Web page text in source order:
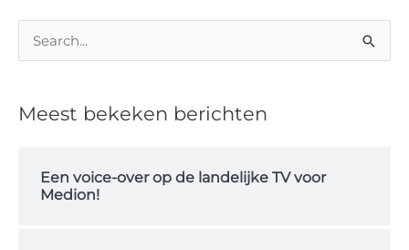
Meest bekeken berichten
Een voice-over op de landelijke TV voor
Medion!